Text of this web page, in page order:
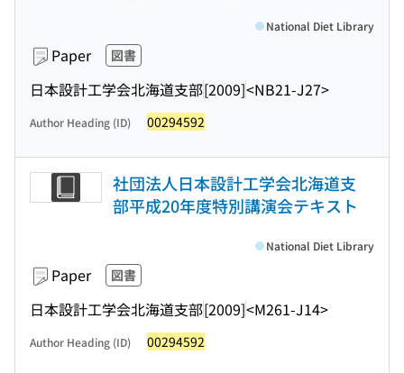
Paper 図書
日本設計工学会北海道支部[2009]<NB21-J27>
National Diet Library
Author Heading (ID) 00294592
社団法人日本設計工学会北海道支
部平成20年度特別講演会テキスト
Paper 図書
日本設計工学会北海道支部[2009]<M261-J14>
National Diet Library
Author Heading (ID) 00294592